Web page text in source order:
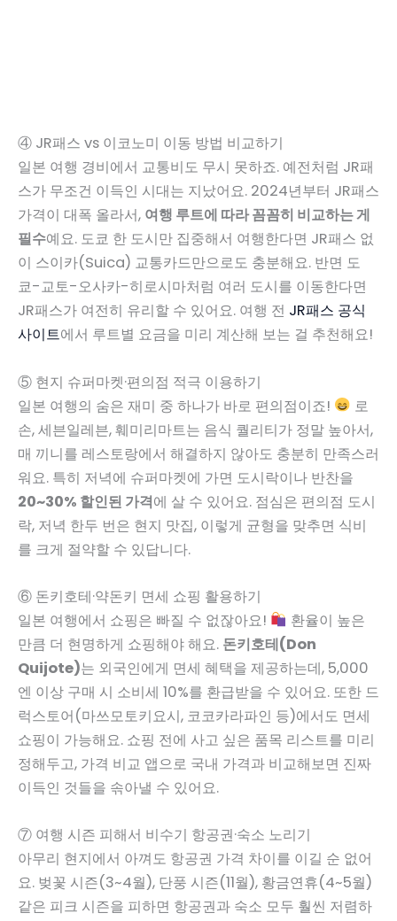
④ JR패스 vs 이코노미 이동 방법 비교하기
일본 여행 경비에서 교통비도 무시 못하죠. 예전처럼 JR패
스가 무조건 이득인 시대는 지났어요. 2024년부터 JR패스
가격이 대폭 올라서, 여행 루트에 따라 꼼꼼히 비교하는 게
필수예요. 도쿄 한 도시만 집중해서 여행한다면 JR패스 없
이 스이카(Suica) 교통카드만으로도 충분해요. 반면 도
쿄-교토-오사카-히로시마처럼 여러 도시를 이동한다면
JR패스가 여전히 유리할 수 있어요. 여행 전 JR패스 공식
사이트에서 루트별 요금을 미리 계산해 보는 걸 추천해요!
⑤ 현지 슈퍼마켓·편의점 적극 이용하기
일본 여행의 숨은 재미 중 하나가 바로 편의점이죠!
로
손, 세븐일레븐, 훼미리마트는 음식 퀄리티가 정말 높아서,
매 끼니를 레스토랑에서 해결하지 않아도 충분히 만족스러
워요. 특히 저녁에 슈퍼마켓에 가면 도시락이나 반찬을
20~30% 할인된 가격에 살 수 있어요. 점심은 편의점 도시
락, 저녁 한두 번은 현지 맛집, 이렇게 균형을 맞추면 식비
를 크게 절약할 수 있답니다.
⑥ 돈키호테·약돈키 면세 쇼핑 활용하기
일본 여행에서 쇼핑은 빠질 수 없잖아요!
환율이 높은
만큼 더 현명하게 쇼핑해야 해요. 돈키호테(Don
Quijote)는 외국인에게 면세 혜택을 제공하는데, 5,000
엔 이상 구매 시 소비세 10%를 환급받을 수 있어요. 또한 드
럭스토어(마쓰모토키요시, 코코카라파인 등)에서도 면세
쇼핑이 가능해요. 쇼핑 전에 사고 싶은 품목 리스트를 미리
정해두고, 가격 비교 앱으로 국내 가격과 비교해보면 진짜
이득인 것들을 솎아낼 수 있어요.
⑦ 여행 시즌 피해서 비수기 항공권·숙소 노리기
아무리 현지에서 아껴도 항공권 가격 차이를 이길 순 없어
요. 벚꽃 시즌(3~4월), 단풍 시즌(11월), 황금연휴(4~5월)
같은 피크 시즌을 피하면 항공권과 숙소 모두 훨씬 저렴하